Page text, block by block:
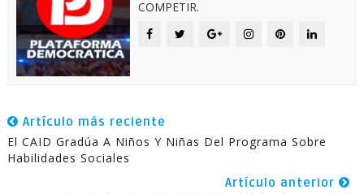
COMPETIR.
Artículo más reciente
El CAID Gradúa A Niños Y Niñas Del Programa Sobre
Habilidades Sociales
Artículo anterior